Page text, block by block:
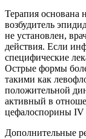
Терапия основана
возбудитель
не установлен,
действия. Если
специфические
Острые формы
такими как
положительной
активный в
цефалоспорины IV
Дополнительные